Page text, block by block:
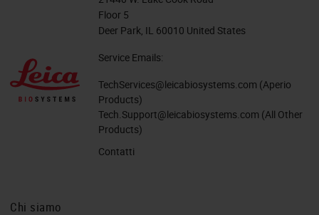
Floor 5
Deer Park, IL 60010 United States
Service Emails:
TechServices@leicabiosystems.com (Aperio
Products)
Tech.Support@leicabiosystems.com (All Other
Products)
Contatti
Chi siamo